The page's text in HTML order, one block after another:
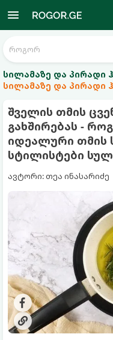
სილამაზე და პირადი
სილამაზე და პირადი
შველის თმის
გახშირებას -
იდეალური
სტილისტები
ავტორი: თეა ინასარიძე